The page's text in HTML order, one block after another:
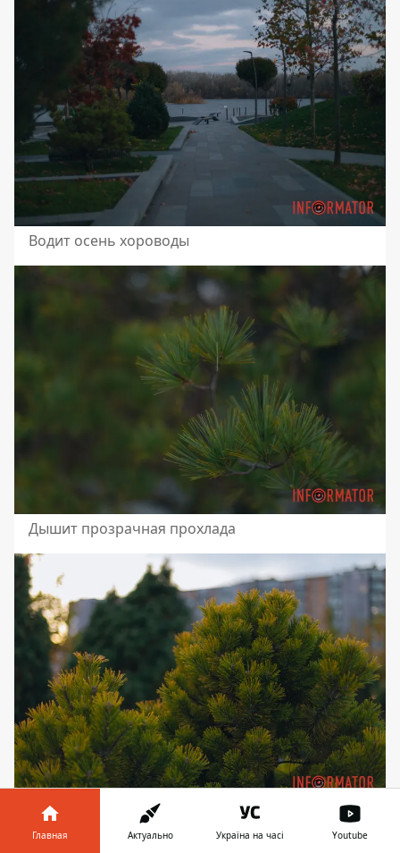
Водит осень хороводы
Дышит прозрачная прохлада
Так для солнышка осень нарядилась
Главная Актуально Україна на часі Youtube